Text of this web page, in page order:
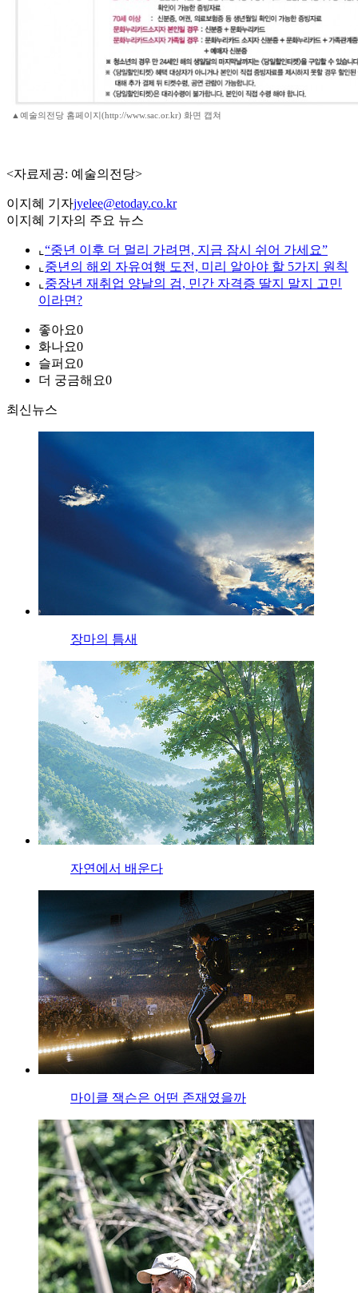
▲예술의전당 홈페이지(http://www.sac.or.kr) 화면 캡쳐
<자료제공: 예술의전당>
이지혜 기자jyelee@etoday.co.kr
이지혜 기자의 주요 뉴스
⌞ “중년 이후 더 멀리 가려면, 지금 잠시 쉬어 가세요”
⌞ 중년의 해외 자유여행 도전, 미리 알아야 할 5가지 원칙
⌞ 중장년 재취업 양날의 검, 민간 자격증 딸지 말지 고민
이라면?
좋아요0
화나요0
슬퍼요0
더 궁금해요0
최신뉴스
장마의 틈새
자연에서 배운다
마이클 잭슨은 어떤 존재였을까